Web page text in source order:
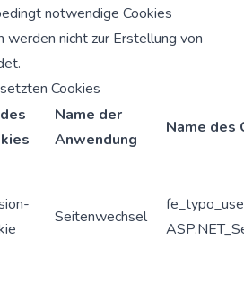
notwendige Cookies
werden nicht zur Erstellung von
Cookies
Name der
Anwendung
Name des
Seitenwechsel